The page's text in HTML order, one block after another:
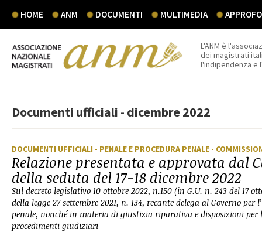
HOME ANM DOCUMENTI MULTIMEDIA
L'ANM è
dei magistrati
l'indipendenza e
Documenti ufficiali - dicembre 2022
DOCUMENTI UFFICIALI - PENALE E PROCEDURA PENALE -
Relazione presentata e approvata dal
della seduta del 17-18 dicembre 2022
Sul decreto legislativo 10 ottobre 2022, n.150 (in G.U. n. 243 del 17
della legge 27 settembre 2021, n. 134, recante delega al Governo per
penale, nonché in materia di giustizia riparativa e disposizioni per
procedimenti giudiziari